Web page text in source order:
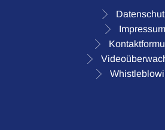
Impressum